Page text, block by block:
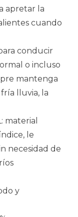
apretar la
cuando
conducir
o incluso
mantenga
lluvia, la
material
le
necesidad de
y